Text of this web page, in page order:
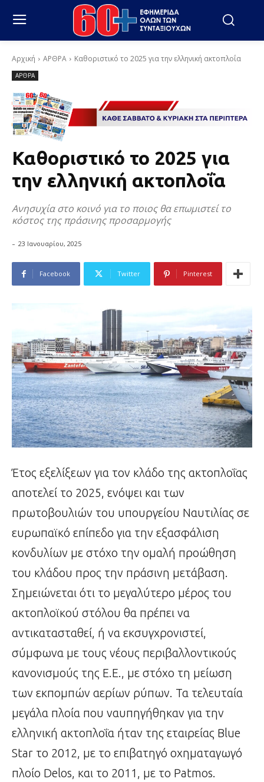
Αρχική ΑΡΘΡΑ Καθοριστικό το 2025 για την ελληνική ακτοπλοΐα
ΑΡΘΡΑ
Καθοριστικό το 2025 για
την ελληνική ακτοπλοΐα
Ανησυχία στο κοινό για το ποιος θα επωμιστεί το
κόστος της πράσινης προσαρμογής
- 23 Ιανουαρίου, 2025
Facebook Twitter Pinterest
Έτος εξελίξεων για τον κλάδο της ακτοπλοΐας
αποτελεί το 2025, ενόψει και των
πρωτοβουλιών του υπουργείου Ναυτιλίας σε
ευρωπαϊκό επίπεδο για την εξασφάλιση
κονδυλίων με στόχο την ομαλή προώθηση
του κλάδου προς την πράσινη μετάβαση.
Σημειώνεται ότι το μεγαλύτερο μέρος του
ακτοπλοϊκού στόλου θα πρέπει να
αντικατασταθεί, ή να εκσυγχρονιστεί,
σύμφωνα με τους νέους περιβαλλοντικούς
κανονισμούς της Ε.Ε., με στόχο τη μείωση
των εκπομπών αερίων ρύπων. Τα τελευταία
μεγάλα πλοία που ναυπηγήθηκαν για την
ελληνική ακτοπλοΐα ήταν της εταιρείας Blue
Star το 2012, με το επιβατηγό οχηματαγωγό
πλοίο Delos, και το 2011, με το Patmos.